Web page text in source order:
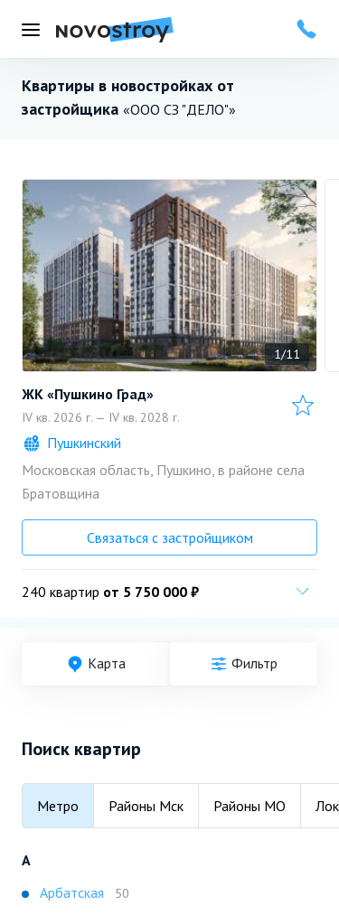
Меню
Квартиры в новостройках от
застройщика «ООО СЗ "ДЕЛО"»
1/11
ЖК «Пушкино Град»
IV кв. 2026 г. — IV кв. 2028 г.
Пушкинский
Московская область, Пушкино, в районе села
Братовщина
Связаться с застройщиком
240 квартир от 5 750 000 ₽
Карта Фильтр
Поиск квартир
Метро Районы Мск Районы МО
А
Арбатская
50